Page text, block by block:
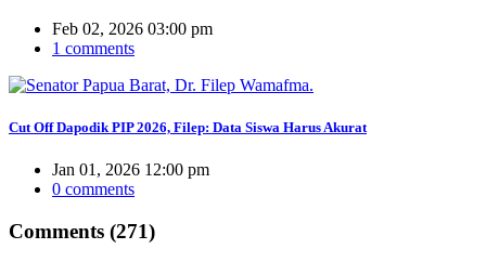
Feb 02, 2026 03:00 pm
1 comments
Cut Off Dapodik PIP 2026, Filep: Data Siswa Harus Akurat
Jan 01, 2026 12:00 pm
0 comments
Comments (271)